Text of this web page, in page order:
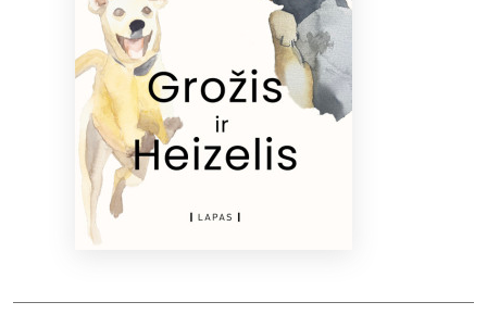
info@elvislab.lt